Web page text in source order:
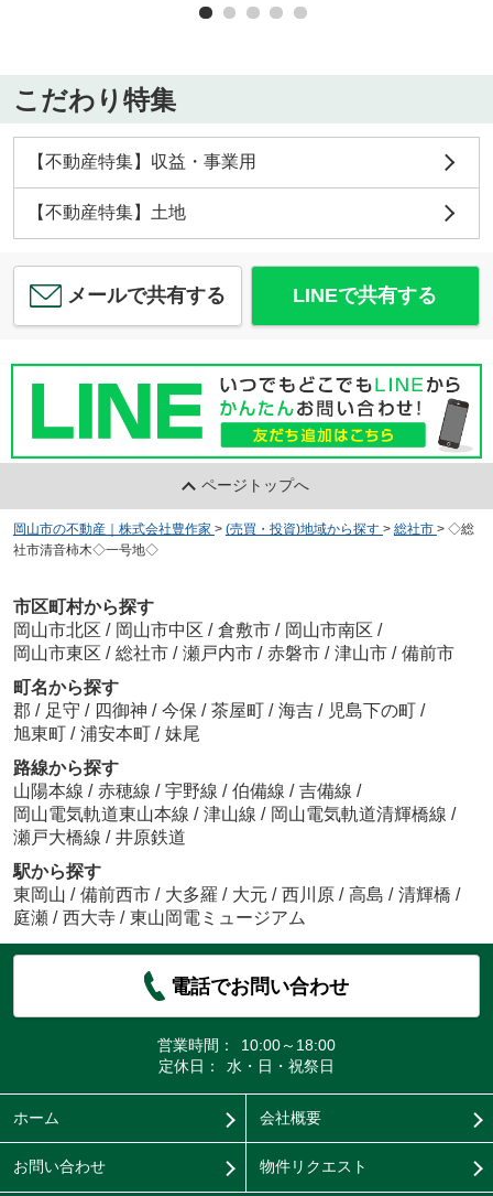
こだわり特集
【不動産特集】収益・事業用
【不動産特集】土地
メールで共有する LINEで共有する
ページトップへ
岡山市の不動産｜株式会社豊作家 > (売買・投資)地域から探す > 総社市 > ◇総
社市清音柿木◇一号地◇
市区町村から探す
岡山市北区 / 岡山市中区 / 倉敷市 / 岡山市南区 /
岡山市東区 / 総社市 / 瀬戸内市 / 赤磐市 / 津山市 / 備前市
町名から探す
郡 / 足守 / 四御神 / 今保 / 茶屋町 / 海吉 / 児島下の町 /
旭東町 / 浦安本町 / 妹尾
路線から探す
山陽本線 / 赤穂線 / 宇野線 / 伯備線 / 吉備線 /
岡山電気軌道東山本線 / 津山線 / 岡山電気軌道清輝橋線 /
瀬戸大橋線 / 井原鉄道
駅から探す
東岡山 / 備前西市 / 大多羅 / 大元 / 西川原 / 高島 / 清輝橋 /
庭瀬 / 西大寺 / 東山岡電ミュージアム
電話でお問い合わせ
営業時間：
10:00～18:00
定休日：
水・日・祝祭日
ホーム 会社概要
お問い合わせ 物件リクエスト